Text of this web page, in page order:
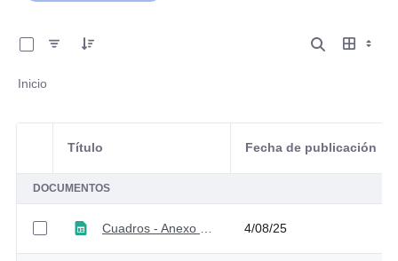
Inicio
Selección del elemento
Título Fecha de publicación
DOCUMENTOS
4/08/25